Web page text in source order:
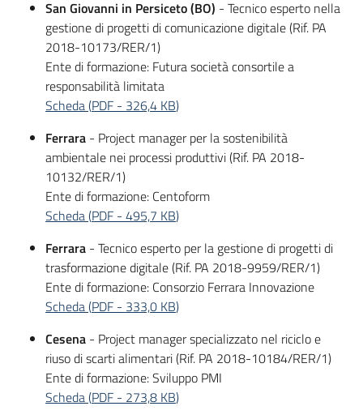
San Giovanni in Persiceto (BO) - Tecnico esperto nella
gestione di progetti di comunicazione digitale (Rif. PA
2018-10173/RER/1)
Ente di formazione: Futura società consortile a
responsabilità limitata
Scheda(PDF - 326,4 KB)
Ferrara - Project manager per la sostenibilità
ambientale nei processi produttivi (Rif. PA 2018-
10132/RER/1)
Ente di formazione: Centoform
Scheda(PDF - 495,7 KB)
Ferrara - Tecnico esperto per la gestione di progetti di
trasformazione digitale (Rif. PA 2018-9959/RER/1)
Ente di formazione: Consorzio Ferrara Innovazione
Scheda(PDF - 333,0 KB)
Cesena - Project manager specializzato nel riciclo e
riuso di scarti alimentari (Rif. PA 2018-10184/RER/1)
Ente di formazione: Sviluppo PMI
Scheda(PDF - 273,8 KB)